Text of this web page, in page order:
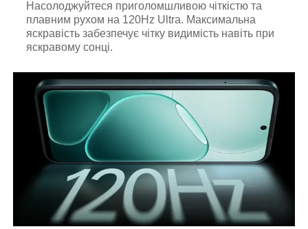
Насолоджуйтеся приголомшливою чіткістю та
плавним рухом на 120Hz Ultra. Максимальна
яскравість забезпечує чітку видимість навіть при
яскравому сонці.